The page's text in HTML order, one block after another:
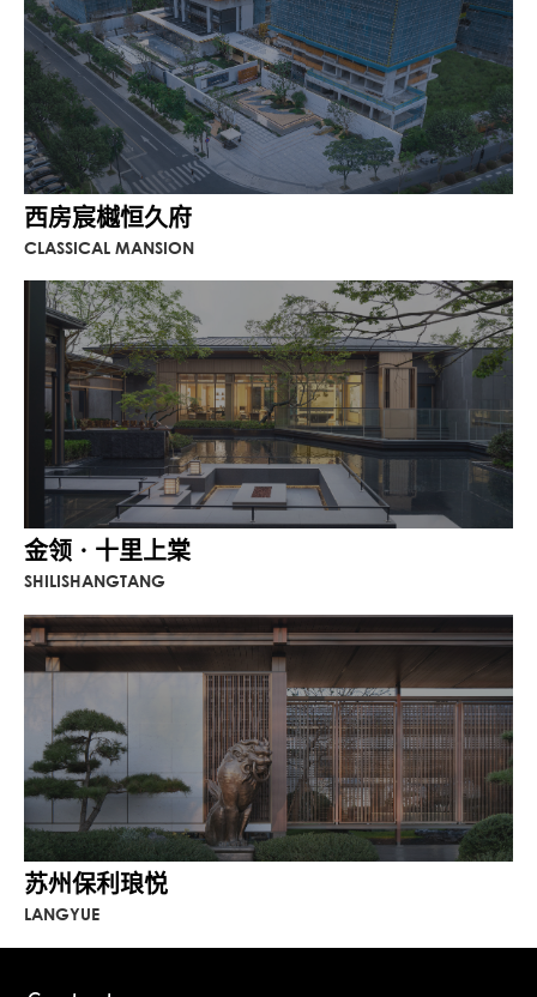
西房宸樾恒久府
CLASSICAL MANSION
金领 · 十里上棠
SHILISHANGTANG
苏州保利琅悦
LANGYUE